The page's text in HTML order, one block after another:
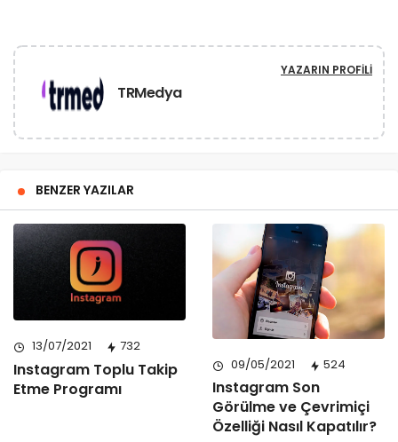
TRMedya
YAZARIN PROFILI
BENZER YAZILAR
13/07/2021 732
Instagram Toplu Takip
Etme Programı
09/05/2021 524
Instagram Son
Görülme ve Çevrimiçi
Özelliği Nasıl Kapatılır?